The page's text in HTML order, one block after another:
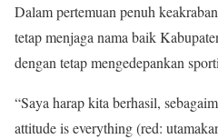
Dalam pertemuan penuh
tetap menjaga nama baik
dengan tetap mengedepankan
“Saya harap kita berhasil,
attitude is everything (red: